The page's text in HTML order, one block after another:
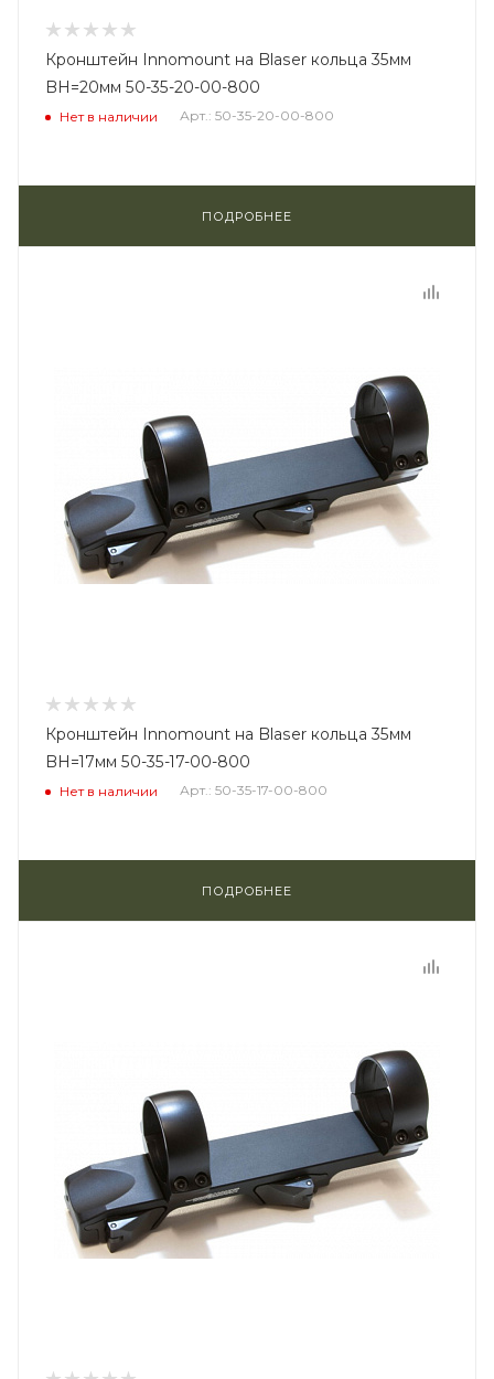
Кронштейн Innomount на Blaser кольца 35мм
BH=20мм 50-35-20-00-800
Нет в наличии Арт.: 50-35-20-00-800
ПОДРОБНЕЕ
Кронштейн Innomount на Blaser кольца 35мм
BH=17мм 50-35-17-00-800
Нет в наличии Арт.: 50-35-17-00-800
ПОДРОБНЕЕ